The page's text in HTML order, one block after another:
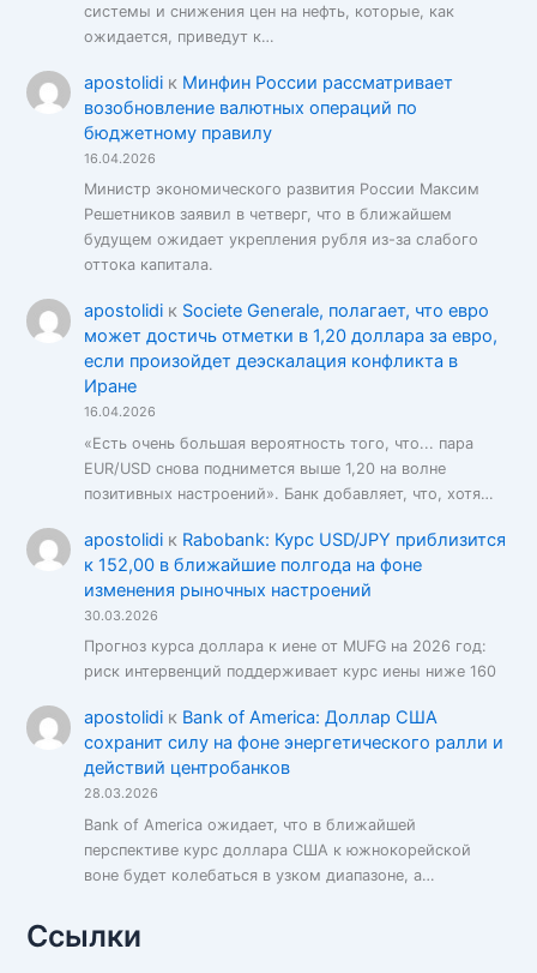
системы и снижения цен на нефть, которые, как
ожидается, приведут к…
apostolidiк Минфин России рассматривает
возобновление валютных операций по
бюджетному правилу
16.04.2026
Министр экономического развития России Максим
Решетников заявил в четверг, что в ближайшем
будущем ожидает укрепления рубля из-за слабого
оттока капитала.
apostolidiк Societe Generale, полагает, что евро
может достичь отметки в 1,20 доллара за евро,
если произойдет деэскалация конфликта в
Иране
16.04.2026
«Есть очень большая вероятность того, что... пара
EUR/USD снова поднимется выше 1,20 на волне
позитивных настроений». Банк добавляет, что, хотя…
apostolidiк Rabobank: Курс USD/JPY приблизится
к 152,00 в ближайшие полгода на фоне
изменения рыночных настроений
30.03.2026
Прогноз курса доллара к иене от MUFG на 2026 год:
риск интервенций поддерживает курс иены ниже 160
apostolidiк Bank of America: Доллар США
сохранит силу на фоне энергетического ралли и
действий центробанков
28.03.2026
Bank of America ожидает, что в ближайшей
перспективе курс доллара США к южнокорейской
воне будет колебаться в узком диапазоне, а…
Ссылки